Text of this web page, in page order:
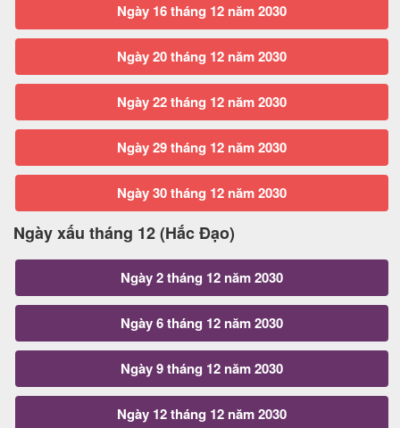
Ngày 16 tháng 12 năm 2030
Ngày 20 tháng 12 năm 2030
Ngày 22 tháng 12 năm 2030
Ngày 29 tháng 12 năm 2030
Ngày 30 tháng 12 năm 2030
Ngày xấu tháng 12 (Hắc Đạo)
Ngày 2 tháng 12 năm 2030
Ngày 6 tháng 12 năm 2030
Ngày 9 tháng 12 năm 2030
Ngày 12 tháng 12 năm 2030